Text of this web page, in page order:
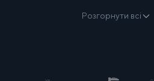
Розгорнути всі